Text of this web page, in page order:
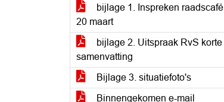
bijlage 1. Inspreken raadscafé
20 maart
bijlage 2. Uitspraak RvS korte
samenvatting
Bijlage 3. situatiefoto's
Binnengekomen e-mail